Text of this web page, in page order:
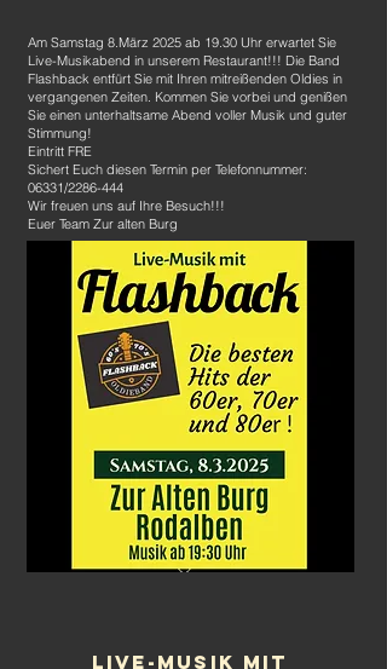
Am Samstag 8.März 2025 ab 19.30 Uhr erwartet Sie
Live-Musikabend in unserem Restaurant!!! Die Band
Flashback entfürt Sie mit Ihren mitreißenden Oldies in
vergangenen Zeiten. Kommen Sie vorbei und genißen
Sie einen unterhaltsame Abend voller Musik und guter
Stimmung!
​Eintritt FRE
Sichert Euch diesen Termin per Telefonnummer:
06331/2286-444
Wir freuen uns auf Ihre Besuch!!!
Euer Team Zur alten Burg
LIVE-MUSIK MIT